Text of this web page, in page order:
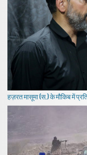
हज़रत मासूमा (स.) के मौकिब में